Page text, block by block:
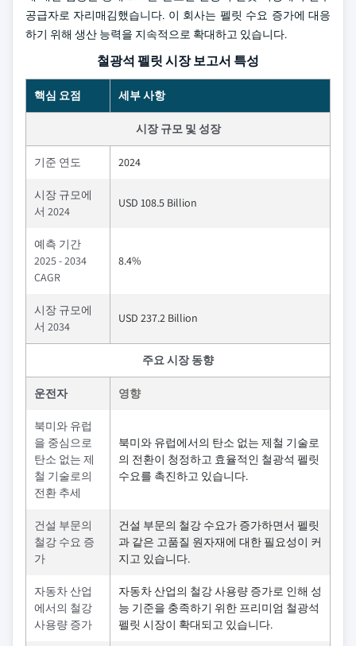
공급자로 자리매김했습니다. 이 회사는 펠릿 수요 증가에 대응
하기 위해 생산 능력을 지속적으로 확대하고 있습니다.
철광석 펠릿 시장 보고서 특성
핵심 요점 세부 사항
시장 규모 및 성장
기준 연도 2024
시장 규모에
서 2024
USD 108.5 Billion
예측 기간
2025 - 2034
CAGR
8.4%
시장 규모에
서 2034
USD 237.2 Billion
주요 시장 동향
운전자 영향
북미와 유럽
을 중심으로
탄소 없는 제
철 기술로의
전환 추세
북미와 유럽에서의 탄소 없는 제철 기술로
의 전환이 청정하고 효율적인 철광석 펠릿
수요를 촉진하고 있습니다.
건설 부문의
철강 수요 증
가
건설 부문의 철강 수요가 증가하면서 펠릿
과 같은 고품질 원자재에 대한 필요성이 커
지고 있습니다.
자동차 산업
에서의 철강
사용량 증가
자동차 산업의 철강 사용량 증가로 인해 성
능 기준을 충족하기 위한 프리미엄 철광석
펠릿 시장이 확대되고 있습니다.